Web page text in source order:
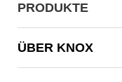
PRODUKTE
ÜBER KNOX